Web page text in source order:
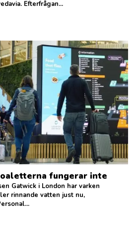
Efterfrågan...
fungerar inte
Gatwick i London har varken
rinnande vatten just nu,